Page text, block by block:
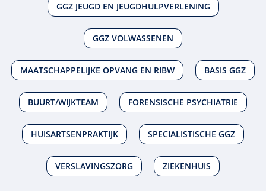
GGZ JEUGD EN JEUGDHULPVERLENING
GGZ VOLWASSENEN
MAATSCHAPPELIJKE OPVANG EN RIBW BASIS GGZ
BUURT/WIJKTEAM FORENSISCHE PSYCHIATRIE
HUISARTSENPRAKTIJK SPECIALISTISCHE GGZ
VERSLAVINGSZORG ZIEKENHUIS